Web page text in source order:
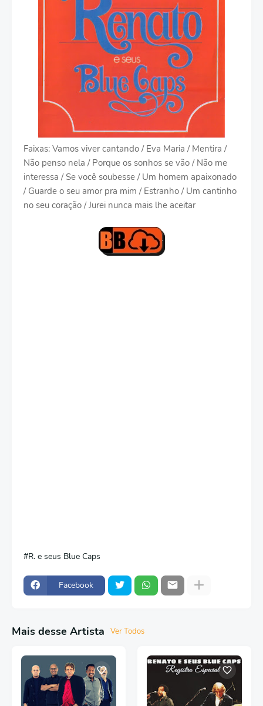
Faixas: Vamos viver cantando / Eva Maria / Mentira /
Não penso nela / Porque os sonhos se vão / Não me
interessa / Se você soubesse / Um homem apaixonado
/ Guarde o seu amor pra mim / Estranho / Um cantinho
no seu coração / Jurei nunca mais lhe aceitar
R. e seus Blue Caps
Facebook
Mais desse Artista Ver Todos